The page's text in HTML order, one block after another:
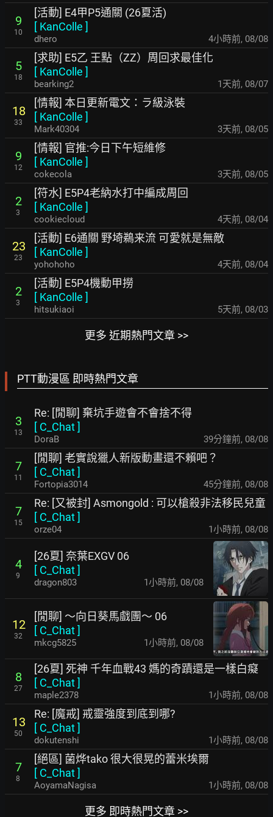
9
10
[活動] E4甲P5通關 (26夏活)
[ KanColle ]
dhero 4小時前, 08/08
5
18
[求助] E5乙 王點（ZZ）周回求最佳化
[ KanColle ]
bearking2 1天前, 08/07
18
33
[情報] 本日更新電文：ラ級泳裝
[ KanColle ]
Mark40304 3天前, 08/05
9
12
[情報] 官推:今日下午短維修
[ KanColle ]
cokecola 3天前, 08/05
2
3
[符水] E5P4老納水打中編成周回
[ KanColle ]
cookiecloud 4天前, 08/04
23
23
[活動] E6通關 野埼鵜来流 可愛就是無敵
[ KanColle ]
yohohoho 4天前, 08/04
2
3
[活動] E5P4機動甲撈
[ KanColle ]
hitsukiaoi 5天前, 08/03
更多 近期熱門文章 >>
PTT動漫區 即時熱門文章
3
13
Re: [閒聊] 棄坑手遊會不會捨不得
[ C_Chat]
DoraB 39分鐘前, 08/08
7
11
[閒聊] 老實說獵人新版動畫還不賴吧？
[ C_Chat]
Fortopia3014 45分鐘前, 08/08
7
15
Re: [又被封] Asmongold : 可以槍殺非法移民兒童
[ C_Chat]
orze04 1小時前, 08/08
4
9
[26夏] 奈葉EXGV 06
[ C_Chat]
dragon803 1小時前, 08/08
12
32
[閒聊] ～向日葵馬戲團～ 06
[ C_Chat]
mkcg5825 1小時前, 08/08
8
27
[26夏] 死神 千年血戰43 媽的奇蹟還是一樣白癡
[ C_Chat]
maple2378 1小時前, 08/08
13
50
Re: [魔戒] 戒靈強度到底到哪?
[ C_Chat]
dokutenshi 1小時前, 08/08
7
8
[絕區] 菌烨tako 很大很晃的蕾米埃爾
[ C_Chat]
AoyamaNagisa 1小時前, 08/08
更多 即時熱門文章 >>